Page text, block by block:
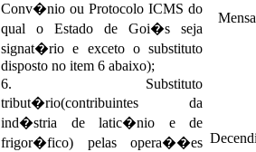
Conv�nio ou Protocolo ICMS do
qual o Estado de Goi�s seja
signat�rio e exceto o substituto
disposto no item 6 abaixo);
6. Substituto
tribut�rio(contribuintes da
ind�stria de latic�nio e de
frigor�fico) pelas opera��es